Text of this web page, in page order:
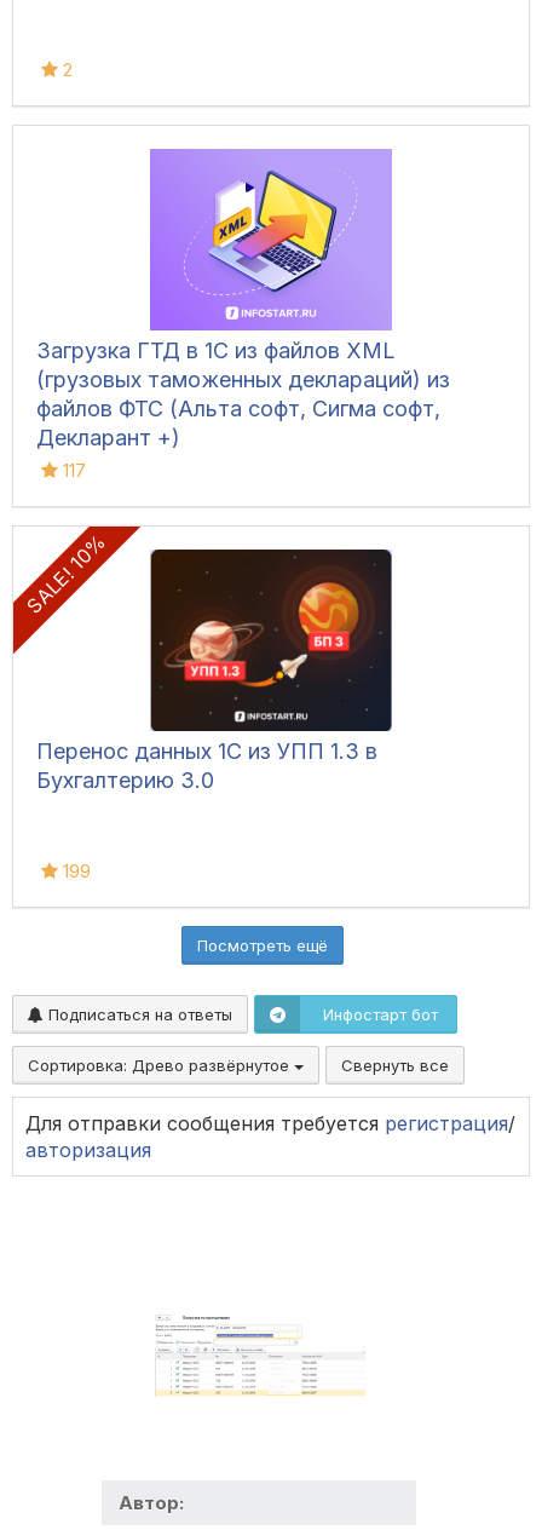
2
Загрузка ГТД в 1С из файлов XML
(грузовых таможенных деклараций) из
файлов ФТС (Альта софт, Сигма софт,
Декларант +)
117
SALE! 10%
Перенос данных 1С из УПП 1.3 в
Бухгалтерию 3.0
199
Посмотреть ещё
Подписаться на ответы Инфостарт бот
Сортировка: Древо развёрнутое Свернуть все
Для отправки сообщения требуется регистрация/
авторизация
Автор: